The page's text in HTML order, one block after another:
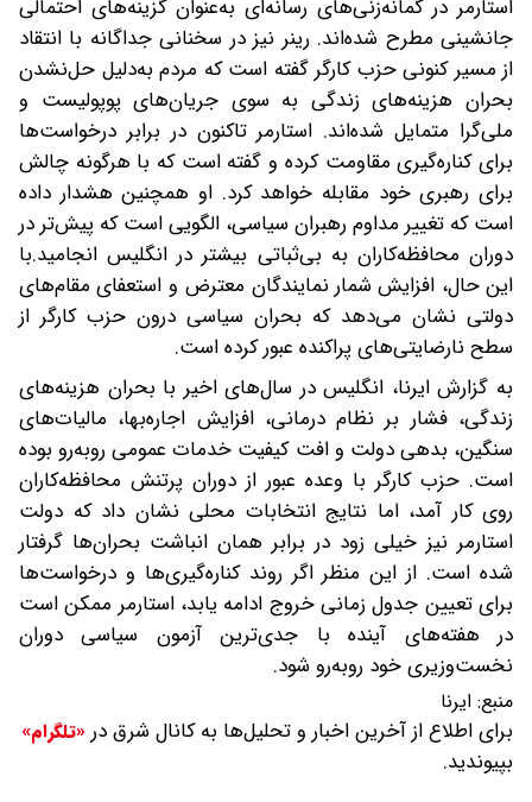
استارمر در گمانه‌زنی‌های رسانه‌ای به‌عنوان گزینه‌های احتمالی
جانشینی مطرح شده‌اند. رینر نیز در سخنانی جداگانه با انتقاد
از مسیر کنونی حزب کارگر گفته است که مردم به‌دلیل حل‌نشدن
بحران هزینه‌های زندگی به سوی جریان‌های پوپولیست و
ملی‌گرا متمایل شده‌اند. استارمر تاکنون در برابر درخواست‌ها
برای کناره‌گیری مقاومت کرده و گفته است که با هرگونه چالش
برای رهبری خود مقابله خواهد کرد. او همچنین هشدار داده
است که تغییر مداوم رهبران سیاسی، الگویی است که پیش‌تر در
دوران محافظه‌کاران به بی‌ثباتی بیشتر در انگلیس انجامید.با
این حال، افزایش شمار نمایندگان معترض و استعفای مقام‌های
دولتی نشان می‌دهد که بحران سیاسی درون حزب کارگر از
سطح نارضایتی‌های پراکنده عبور کرده است.
به گزارش ایرنا، انگلیس در سال‌های اخیر با بحران هزینه‌های
زندگی، فشار بر نظام درمانی، افزایش اجاره‌بها، مالیات‌های
سنگین، بدهی دولت و افت کیفیت خدمات عمومی روبه‌رو بوده
است. حزب کارگر با وعده عبور از دوران پرتنش محافظه‌کاران
روی کار آمد، اما نتایج انتخابات محلی نشان داد که دولت
استارمر نیز خیلی زود در برابر همان انباشت بحران‌ها گرفتار
شده است. از این منظر اگر روند کناره‌گیری‌ها و درخواست‌ها
برای تعیین جدول زمانی خروج ادامه یابد، استارمر ممکن است
در هفته‌های آینده با جدی‌ترین آزمون سیاسی دوران
نخست‌وزیری خود روبه‌رو شود.
منبع: ایرنا
برای اطلاع از آخرین اخبار و تحلیل‌ها به کانال شرق در «تلگرام»
بپیوندید.